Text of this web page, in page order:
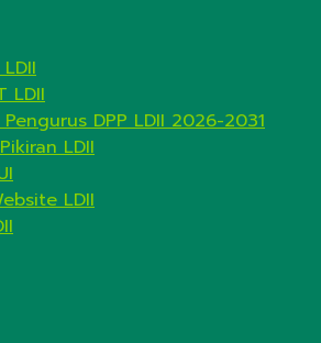
LDII
DPP LDII 2026-2031
LDII
LDII